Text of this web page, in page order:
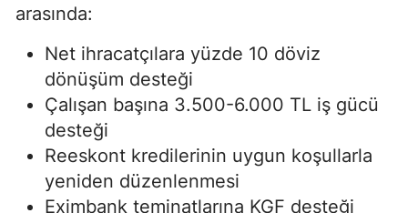
arasında:
Net ihracatçılara yüzde 10 döviz
dönüşüm desteği
Çalışan başına 3.500-6.000 TL iş gücü
desteği
Reeskont kredilerinin uygun koşullarla
yeniden düzenlenmesi
Eximbank teminatlarına KGF desteği